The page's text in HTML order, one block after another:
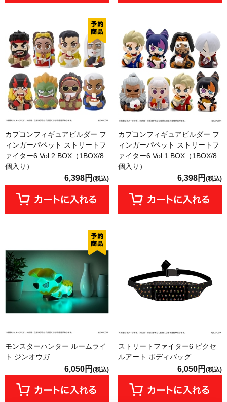
カプコンフィギュアビルダー フ
ィンガーパペット ストリートフ
ァイター6 Vol.2 BOX（1BOX/8
個入り）
6,398円 (税込)
カプコンフィギュアビルダー フ
ィンガーパペット ストリートフ
ァイター6 Vol.1 BOX（1BOX/8
個入り）
6,398円 (税込)
モンスターハンター ルームライ
ト ジンオウガ
6,050円 (税込)
ストリートファイター6 ピクセ
ルアート ボディバッグ
6,050円 (税込)